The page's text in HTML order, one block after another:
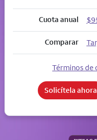
Cuota anual
Comparar
Términos
Solicítela ahora